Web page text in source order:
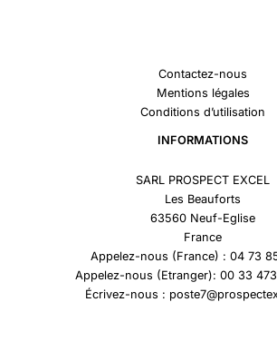
Contactez-nous
Mentions légales
Conditions d’utilisation
INFORMATIONS
SARL PROSPECT EXCEL
Les Beauforts
63560 Neuf-Eglise
France
Appelez-nous (France) : 04 73
Appelez-nous (Etranger): 00 33
Écrivez-nous :